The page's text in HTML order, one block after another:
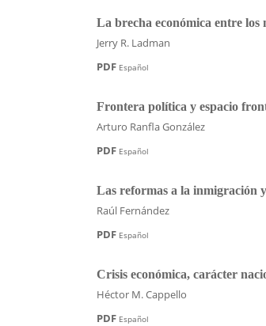
La brecha económica entre los
Jerry R. Ladman
PDF Español
Frontera política y espacio
Arturo Ranfla González
PDF Español
Las reformas a la inmigración
Raúl Fernández
PDF Español
Crisis económica, carácter
Héctor M. Cappello
PDF Español